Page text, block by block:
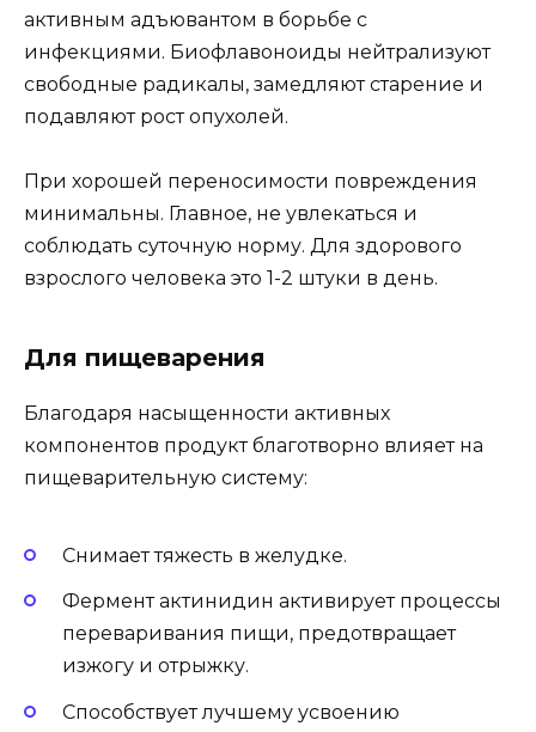
активным адъювантом в борьбе с
инфекциями. Биофлавоноиды нейтрализуют
свободные радикалы, замедляют старение и
подавляют рост опухолей.
При хорошей переносимости повреждения
минимальны. Главное, не увлекаться и
соблюдать суточную норму. Для здорового
взрослого человека это 1-2 штуки в день.
Для пищеварения
Благодаря насыщенности активных
компонентов продукт благотворно влияет на
пищеварительную систему:
Снимает тяжесть в желудке.
Фермент актинидин активирует процессы
переваривания пищи, предотвращает
изжогу и отрыжку.
Способствует лучшему усвоению